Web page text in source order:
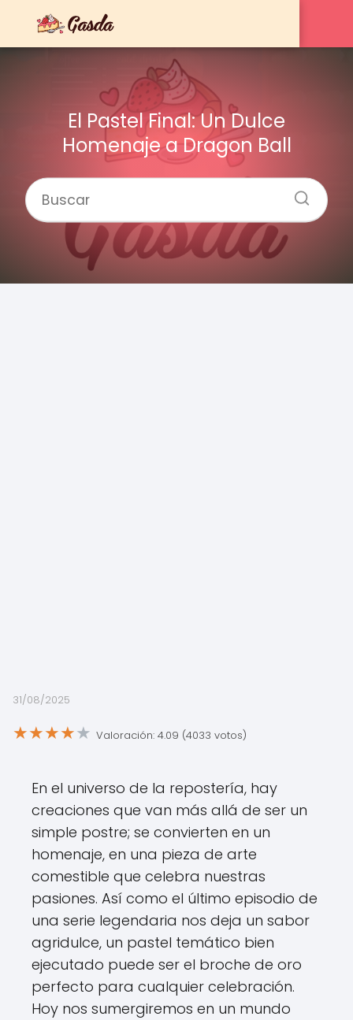
El Pastel Final: Un Dulce
Homenaje a Dragon Ball
31/08/2025
★★★★★ Valoración: 4.09 (4033 votos)
En el universo de la repostería, hay
creaciones que van más allá de ser un
simple postre; se convierten en un
homenaje, en una pieza de arte
comestible que celebra nuestras
pasiones. Así como el último episodio de
una serie legendaria nos deja un sabor
agridulce, un pastel temático bien
ejecutado puede ser el broche de oro
perfecto para cualquier celebración.
Hoy nos sumergiremos en un mundo